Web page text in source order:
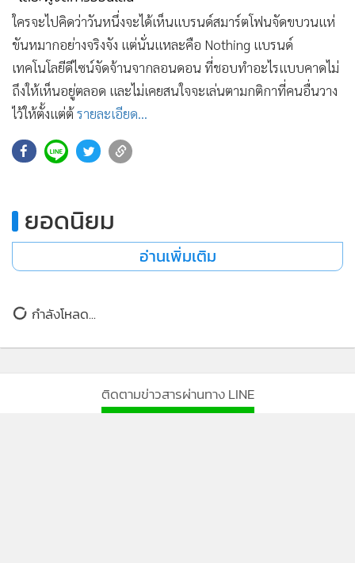
•
Celeb Online
• Factcheck
• ญี่ปุ่น
• News1
• Gotomanager
ใครจะไปคิดว่าวันหนึ่งจะได้เห็นแบรนด์สมาร์ตโฟนจัดขบวนแห่
ขันหมากอย่างจริงจัง แต่นั่นแหละคือ Nothing แบรนด์
เทคโนโลยีดีไซน์จัดจ้านจากลอนดอน ที่ชอบทำอะไรแบบคาดไม่
ถึงให้เห็นอยู่ตลอด และไม่เคยสนใจจะเล่นตามกติกาที่คนอื่นวาง
ไว้ให้ตั้งแต่ต้รายละเอียด...
ยอดนิยม
อ่านเพิ่มเติม